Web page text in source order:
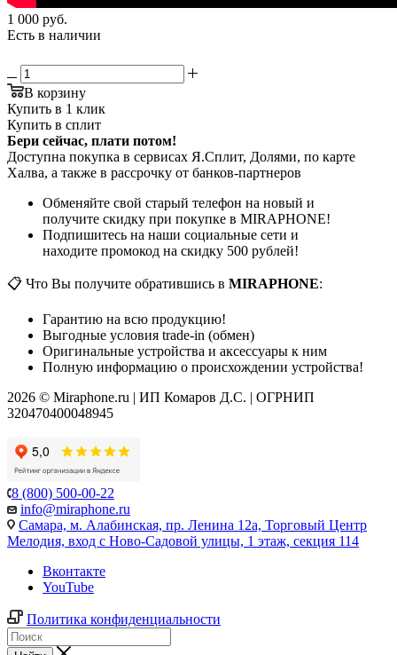
1 000 руб.
Есть в наличии
В корзину
Купить в 1 клик
Купить в сплит
Бери сейчас, плати потом!
Доступна покупка в сервисах Я.Сплит, Долями, по карте
Халва, а также в рассрочку от банков-партнеров
Обменяйте свой старый телефон на новый и
получите скидку при покупке в MIRAPHONE!
Подпишитесь на наши социальные сети и
находите промокод на скидку 500 рублей!
📋 Что Вы получите обратившись в MIRAPHONE:
Гарантию на всю продукцию!
Выгодные условия trade-in (обмен)
Оригинальные устройства и аксессуары к ним
Полную информацию о происхождении устройства!
2026 © Miraphone.ru | ИП Комаров Д.С. | ОГРНИП
320470400048945
8 (800) 500-00-22
info@miraphone.ru
Самара, м. Алабинская, пр. Ленина 12а, Торговый Центр
Мелодия, вход с Ново-Садовой улицы, 1 этаж, секция 114
Вконтакте
YouTube
Политика конфиденциальности